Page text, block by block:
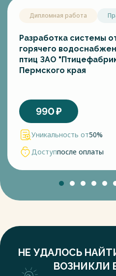
Дипломная работа
Разработка системы
горячего
птиц ЗАО
Пермского края
990₽
Уникальность от50%
Доступпосле оплаты
НЕ УДАЛОСЬ
ВОЗНИКЛИ